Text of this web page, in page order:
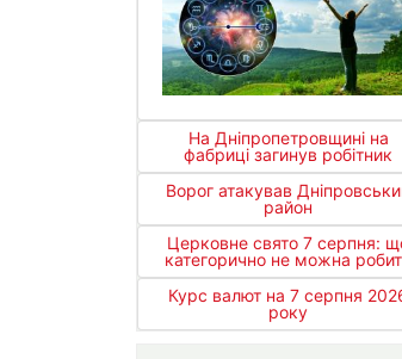
На Дніпропетровщині на
фабриці загинув робітник
Ворог атакував
район
Церковне свято 7 серпня:
категорично не можна
Курс валют на 7 серпня
року